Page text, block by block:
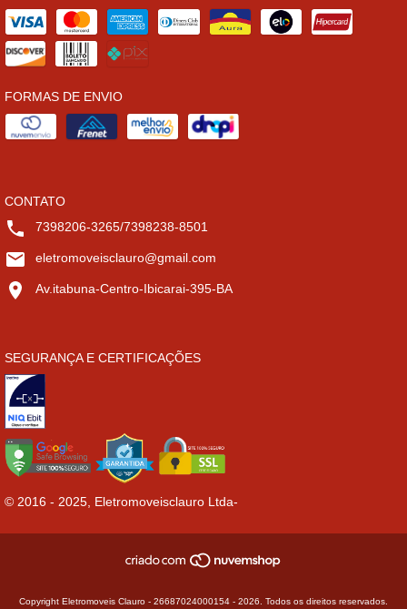
FORMAS DE ENVIO
CONTATO
7398206-3265/7398238-8501
eletromoveisclauro@gmail.com
Av.itabuna-Centro-Ibicarai-395-BA
SEGURANÇA E CERTIFICAÇÕES
© 2016 - 2025, Eletromoveisclauro Ltda-
Copyright Eletromoveis Clauro - 26687024000154 - 2026. Todos os direitos reservados.